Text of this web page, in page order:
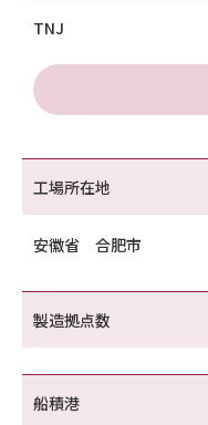
TNJ
工場所在地
安徽省 合肥市
製造拠点数
船積港